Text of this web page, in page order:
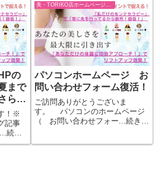
の
まで
らに
！※
記事
き
パソコンホームページ お
問い合わせフォーム復活！
ご訪問ありがとうございま
す。 パソコンのホームページ
（ お問い合わせフォー...続きを